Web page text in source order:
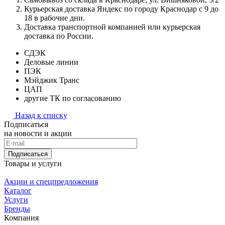
Курьерская доставка Яндекс по городу Краснодар с 9 до
18 в рабочие дни.
Доставка транспортной компанией или курьерская
доставка по России.
СДЭК
Деловые линии
ПЭК
Мэйджик Транс
ЦАП
другие ТК по согласованию
Назад к списку
Подписаться
на новости и акции
Подписаться
Товары и услуги
Акции и спецпредложения
Каталог
Услуги
Бренды
Компания